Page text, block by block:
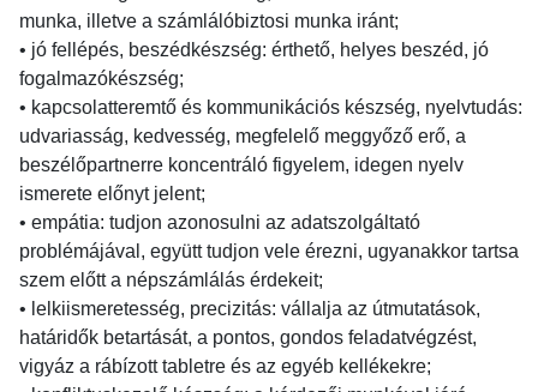
munka, illetve a számlálóbiztosi munka iránt;
• jó fellépés, beszédkészség: érthető, helyes beszéd, jó
fogalmazókészség;
• kapcsolatteremtő és kommunikációs készség, nyelvtudás:
udvariasság, kedvesség, megfelelő meggyőző erő, a
beszélőpartnerre koncentráló figyelem, idegen nyelv
ismerete előnyt jelent;
• empátia: tudjon azonosulni az adatszolgáltató
problémájával, együtt tudjon vele érezni, ugyanakkor tartsa
szem előtt a népszámlálás érdekeit;
• lelkiismeretesség, precizitás: vállalja az útmutatások,
határidők betartását, a pontos, gondos feladatvégzést,
vigyáz a rábízott tabletre és az egyéb kellékekre;